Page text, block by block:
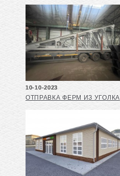
10-10-2023
ОТПРАВКА ФЕРМ ИЗ УГОЛКА